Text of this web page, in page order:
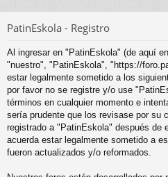
rá
do
s
PatinEskola - Registro
Al ingresar en "PatinEskola" (de aquí
"nuestro", "PatinEskola", "https://
estar legalmente sometido a los
por favor no se registre y/o use
términos en cualquier momento e
sería prudente que los revisase por su
registrado a "PatinEskola" después de
acuerda estar legalmente sometido a
fueron actualizados y/o reformados.